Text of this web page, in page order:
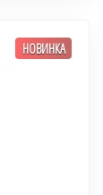
НОВИНКА